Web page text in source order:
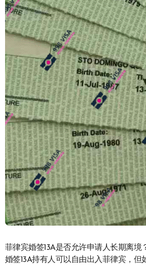
菲律宾婚签13A是否允许申请人长期离境
婚签13A持有人可以自由出入菲律宾，但